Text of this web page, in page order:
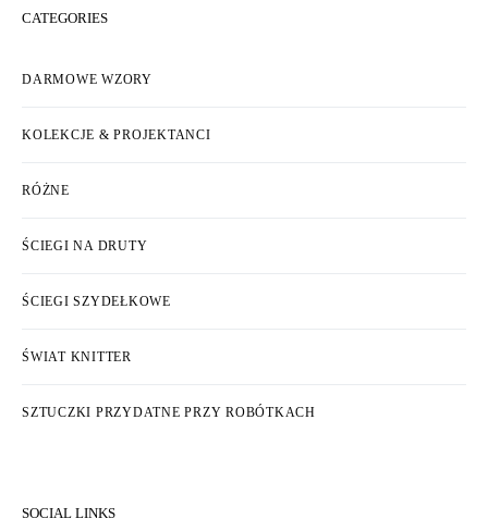
CATEGORIES
DARMOWE WZORY
KOLEKCJE & PROJEKTANCI
RÓŻNE
ŚCIEGI NA DRUTY
ŚCIEGI SZYDEŁKOWE
ŚWIAT KNITTER
SZTUCZKI PRZYDATNE PRZY ROBÓTKACH
SOCIAL LINKS